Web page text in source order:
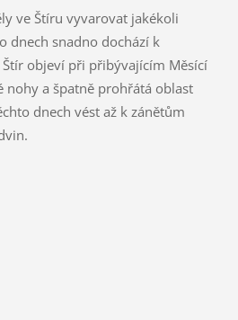
ve Štíru vyvarovat jakékoli
dnech snadno dochází k
objeví při přibývajícím Měsící
nohy a špatně prohřátá oblast
dnech vést až k zánětům